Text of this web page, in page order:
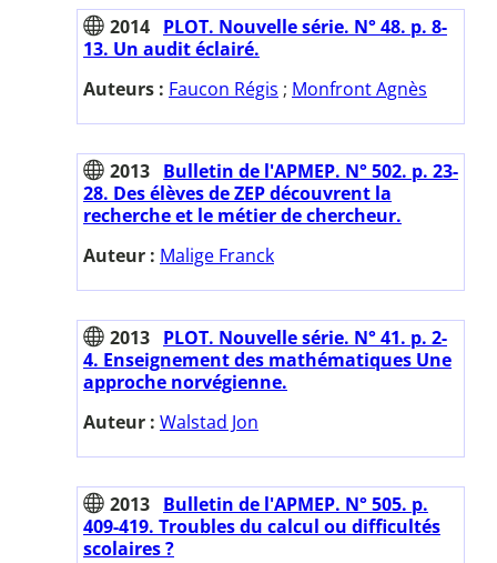
2014 PLOT. Nouvelle série. N° 48. p. 8-
13. Un audit éclairé.
Auteurs : Faucon Régis ; Monfront Agnès
2013 Bulletin de l'APMEP. N° 502. p. 23-
28. Des élèves de ZEP découvrent la
recherche et le métier de chercheur.
Auteur : Malige Franck
2013 PLOT. Nouvelle série. N° 41. p. 2-
4. Enseignement des mathématiques Une
approche norvégienne.
Auteur : Walstad Jon
2013 Bulletin de l'APMEP. N° 505. p.
409-419. Troubles du calcul ou difficultés
scolaires ?